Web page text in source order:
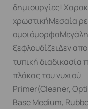
δημιουργίες!
χρωστικήΜεσαία
ομοιόμορφαΜεγάλη
ξεφλουδίζειΔεν
τυπική διαδικασία
πλάκας του νυχιού
Primer(Cleaner,
Base Medium,